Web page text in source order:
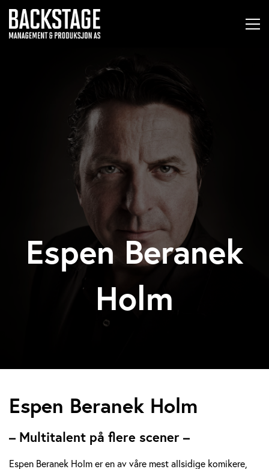
Espen Beranek
Holm
E
p
Espen Beranek Holm
– Multitalent på flere scener –
Espen Beranek Holm er en av våre mest allsidige komikere,